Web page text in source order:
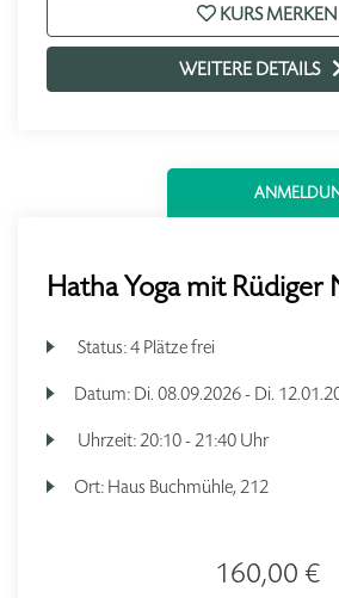
KURS MERKEN
WEITERE DETAILS
Hatha Yoga mit Rüdiger
Status:4 Plätze frei
Datum: Di. 08.09.2026 - Di.
Uhrzeit:20:10 - 21:40 Uhr
Ort: Haus Buchmühle, 212
160,00 €